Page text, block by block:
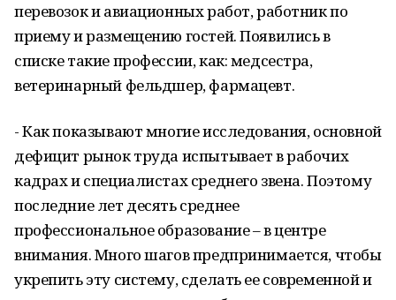
перевозок и авиационных работ, работник по
приему и размещению гостей. Появились в
списке такие профессии, как: медсестра,
ветеринарный фельдшер, фармацевт.
- Как показывают многие исследования, основной
дефицит рынок труда испытывает в рабочих
кадрах и специалистах среднего звена. Поэтому
последние лет десять среднее
профессиональное образование – в центре
внимания. Много шагов предпринимается, чтобы
укрепить эту систему, сделать ее современной и